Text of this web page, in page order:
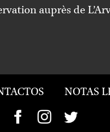
auprès de
NOTAS